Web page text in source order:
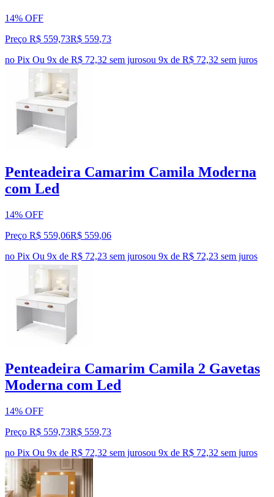
14% OFF
Preço R$ 559,73R$ 559,73
no Pix Ou 9x de R$ 72,32 sem jurosou 9x de R$ 72,32 sem juros
Penteadeira Camarim Camila Moderna
com Led
14% OFF
Preço R$ 559,06R$ 559,06
no Pix Ou 9x de R$ 72,23 sem jurosou 9x de R$ 72,23 sem juros
Penteadeira Camarim Camila 2 Gavetas
Moderna com Led
14% OFF
Preço R$ 559,73R$ 559,73
no Pix Ou 9x de R$ 72,32 sem jurosou 9x de R$ 72,32 sem juros